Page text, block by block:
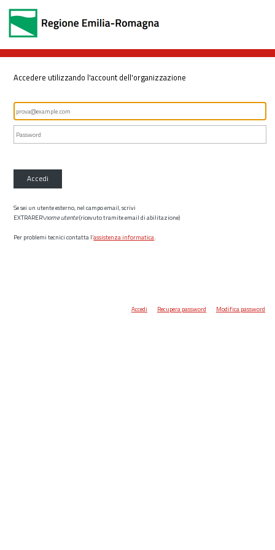
Accedere utilizzando l'account dell'organizzazione
Accedi
Se sei un utente esterno, nel campo email, scrivi
EXTRARER\nome utente(ricevuto tramite email di abilitazione)
Per problemi tecnici contatta l’assistenza informatica.
Accedi Recupera password Modifica password